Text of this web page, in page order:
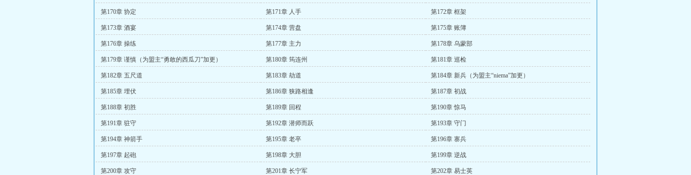
第170章 协定 第171章 人手 第172章 框架
第173章 酒宴 第174章 营盘 第175章 账簿
第176章 操练 第177章 主力 第178章 乌蒙部
第179章 谨慎（为盟主“勇敢的西瓜刀”加更） 第180章 筠连州 第181章 巡检
第182章 五尺道 第183章 劫道 第184章 新兵（为盟主“niema”加更）
第185章 埋伏 第186章 狭路相逢 第187章 初战
第188章 初胜 第189章 回程 第190章 惊马
第191章 驻守 第192章 潜师而跃 第193章 守门
第194章 神箭手 第195章 老卒 第196章 寨兵
第197章 起砲 第198章 大胆 第199章 逆战
第200章 攻守 第201章 长宁军 第202章 易士英